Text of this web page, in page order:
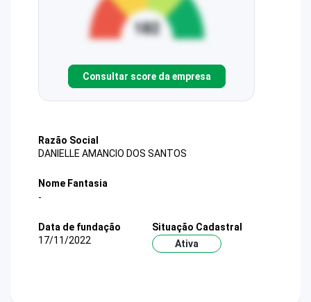
Consultar score da empresa
Razão Social
DANIELLE AMANCIO DOS SANTOS
Nome Fantasia
-
Data de fundação
17/11/2022
Situação Cadastral
Ativa